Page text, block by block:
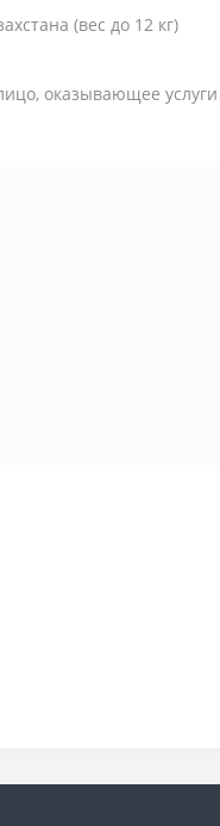
(вес до 12 кг)
оказывающее услуги